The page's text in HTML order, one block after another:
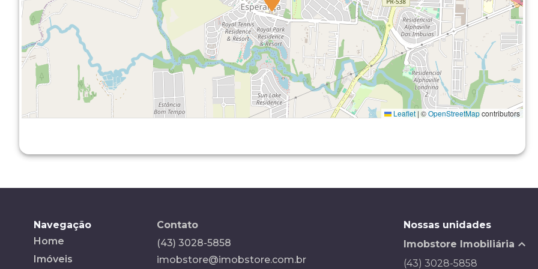
Leaflet | ©OpenStreetMapcontributors
Navegação
Home
Imóveis
Contato
(43) 3028-5858
imobstore@imobstore.com.br
Nossas unidades
Imobstore Imobiliária
(43) 3028-5858